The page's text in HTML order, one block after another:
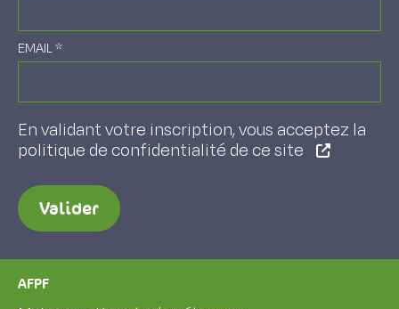
EMAIL*
En validant votre inscription, vous acceptez la
politique de confidentialité de ce site
Valider
AFPF